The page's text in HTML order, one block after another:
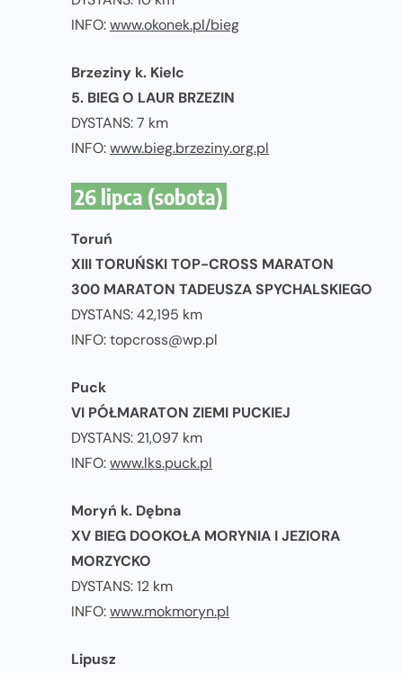
INFO:www.okonek.pl/bieg
Brzeziny k. Kielc
5. BIEG O LAUR BRZEZIN
DYSTANS: 7 km
INFO:www.bieg.brzeziny.org.pl
26 lipca (sobota)
Toruń
XIII TORUŃSKI TOP-CROSS MARATON
300 MARATON TADEUSZA SPYCHALSKIEGO
DYSTANS: 42,195 km
INFO:topcross@wp.pl
Puck
VI PÓŁMARATON ZIEMI PUCKIEJ
DYSTANS: 21,097 km
INFO:www.lks.puck.pl
Moryń k. Dębna
XV BIEG DOOKOŁA MORYNIA I JEZIORA
MORZYCKO
DYSTANS: 12 km
INFO:www.mokmoryn.pl
Lipusz